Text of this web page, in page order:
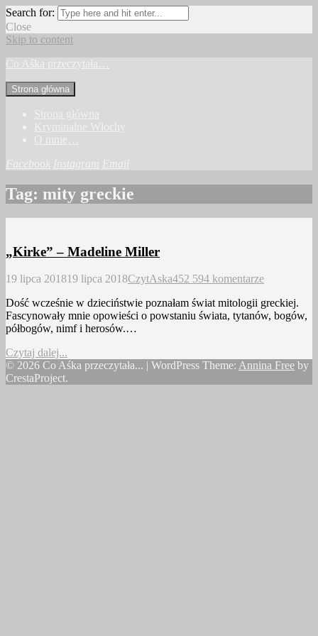
Search for:
Close
Skip to content
Co Aśka przeczytała…
Strona główna
Strona główna
Kryminalne Włochy
O mnie…
Facebook Instagram Email
Tag: mity greckie
„Kirke” – Madeline Miller
19 lipca 201819 lipca 2018CzytAska452 594 komentarze
Dość wcześnie w dzieciństwie poznałam świat mitologii greckiej.
Fascynowały mnie opowieści o powstaniu świata, tytanów, bogów,
półbogów, nimf i herosów.…
Czytaj dalej...
© 2026 Co Aśka przeczytała... | WordPress Theme: Annina Free by
CrestaProject.